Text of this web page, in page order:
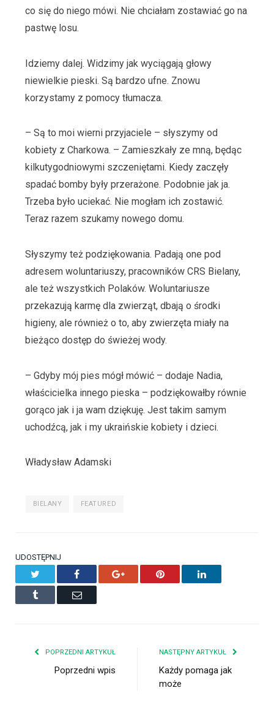
co się do niego mówi. Nie chciałam zostawiać go na
pastwę losu.
Idziemy dalej. Widzimy jak wyciągają głowy
niewielkie pieski. Są bardzo ufne. Znowu
korzystamy z pomocy tłumacza.
– Są to moi wierni przyjaciele – słyszymy od
kobiety z Charkowa. – Zamieszkały ze mną, będąc
kilkutygodniowymi szczeniętami. Kiedy zaczęły
spadać bomby były przerażone. Podobnie jak ja.
Trzeba było uciekać. Nie mogłam ich zostawić.
Teraz razem szukamy nowego domu.
Słyszymy też podziękowania. Padają one pod
adresem woluntariuszy, pracowników CRS Bielany,
ale też wszystkich Polaków. Woluntariusze
przekazują karmę dla zwierząt, dbają o środki
higieny, ale również o to, aby zwierzęta miały na
bieżąco dostęp do świeżej wody.
– Gdyby mój pies mógł mówić – dodaje Nadia,
właścicielka innego pieska – podziękowałby równie
gorąco jak i ja wam dziękuję. Jest takim samym
uchodźcą, jak i my ukraińskie kobiety i dzieci.
Władysław Adamski
BIELANY FEATURED
UDOSTĘPNIJ
Facebook Google+ Pinterest LinkedIn
Tumblr Email
POPRZEDNI ARTYKUŁ
Poprzedni wpis
NASTĘPNY ARTYKUŁ
Każdy pomaga jak
może